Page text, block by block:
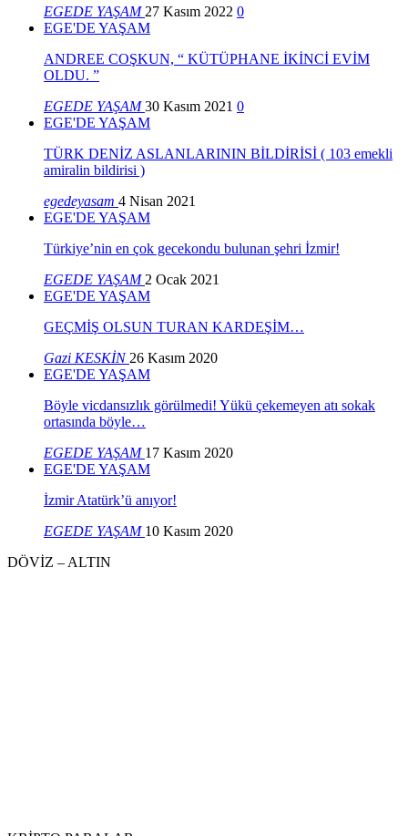
EGEDE YAŞAM 27 Kasım 2022 0
EGE'DE YAŞAM
ANDREE COŞKUN, “ KÜTÜPHANE İKİNCİ EVİM
OLDU. ”
EGEDE YAŞAM30 Kasım 2021 0
EGE'DE YAŞAM
TÜRK DENİZ ASLANLARININ BİLDİRİSİ ( 103 emekli
amiralin bildirisi )
egedeyasam 4 Nisan 2021
EGE'DE YAŞAM
Türkiye’nin en çok gecekondu bulunan şehri İzmir!
EGEDE YAŞAM 2 Ocak 2021
EGE'DE YAŞAM
GEÇMİŞ OLSUN TURAN KARDEŞİM…
Gazi KESKİN 26 Kasım 2020
EGE'DE YAŞAM
Böyle vicdansızlık görülmedi! Yükü çekemeyen atı sokak
ortasında böyle…
EGEDE YAŞAM 17 Kasım 2020
EGE'DE YAŞAM
İzmir Atatürk’ü anıyor!
EGEDE YAŞAM 10 Kasım 2020
DÖVİZ – ALTIN